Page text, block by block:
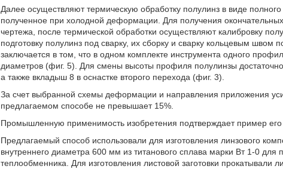
Далее осуществляют термическую обработку полулинз в виде
полученное при холодной деформации. Для получения
чертежа, после термической обработки осуществляют калибровку
подготовку полулинз под сварку, их сборку и сварку кольцевым швом
заключается в том, что в одном комплекте инструмента одного
диаметров (фиг. 5). Для смены высоты профиля полулинзы
а также вкладыш 8 в оснастке второго перехода (фиг. 3).
За счет выбранной схемы деформации и направления приложения
предлагаемом способе не превышает 15%.
Промышленную применимость изобретения подтверждает пример его
Предлагаемый способ использовали для изготовления линзового
внутреннего диаметра 600 мм из титанового сплава марки Вт 1-0 для
теплообменника. Для изготовления листовой заготовки